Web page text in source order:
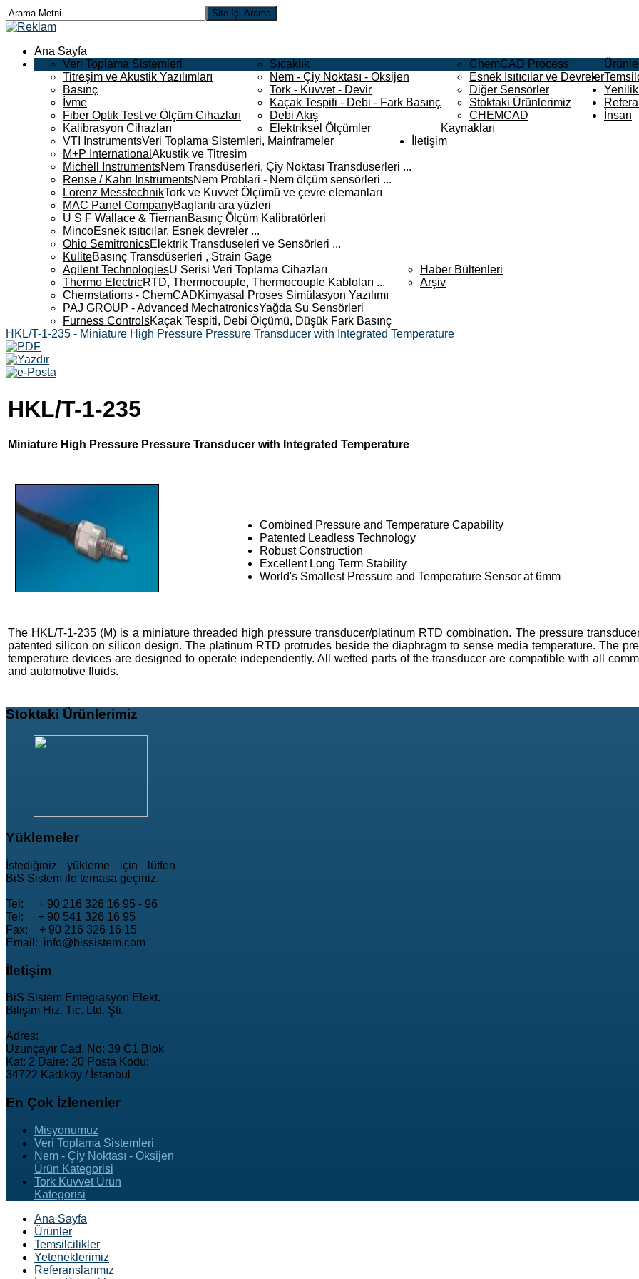
Ana Sayfa
Veri Toplama Sistemleri
Titreşim ve Akustik Yazılımları
Basınç
İvme
Fiber Optik Test ve Ölçüm Cihazları
Kalibrasyon Cihazları
Sıcaklık
Nem - Çiy Noktası - Oksijen
Tork - Kuvvet - Devir
Kaçak Tespiti - Debi - Fark Basınç
Debi Akış
Elektriksel Ölçümler
ChemCAD Process
Esnek Isıtıcılar ve Devreler
Diğer Sensörler
Stoktaki Ürünlerimiz
CHEMCAD
VTI InstrumentsVeri Toplama Sistemleri, Mainframeler
M+P International Akustik ve Titresim
Michell InstrumentsNem Transdüserleri, Çiy Noktası Transdüserleri ...
Rense / Kahn InstrumentsNem Problari - Nem ölçüm sensörleri ...
Lorenz MesstechnikTork ve Kuvvet Ölçümü ve çevre elemanları
MAC Panel CompanyBaglantı ara yüzleri
U S F Wallace & TiernanBasınç Ölçüm Kalibratörleri
MincoEsnek ısıtıcılar, Esnek devreler ...
Ohio SemitronicsElektrik Transduseleri ve Sensörleri ...
KuliteBasınç Transdüserleri , Strain Gage
Agilent TechnologiesU Serisi Veri Toplama Cihazları
Thermo ElectricRTD, Thermocouple, Thermocouple Kabloları ...
Chemstations - ChemCADKimyasal Proses Simülasyon Yazılımı
PAJ GROUP - Advanced MechatronicsYağda Su Sensörleri
Furness ControlsKaçak Tespiti, Debi Ölçümü, Düşük Fark Basınç
Haber Bültenleri
Arşiv
İnsan
Kaynakları
İletişim
HKL/T-1-235 - Miniature High Pressure Pressure Transducer with Integrated Temperature
HKL/T-1-235
Miniature High Pressure Pressure Transducer with Integrated Temperature
Combined Pressure and Temperature Capability
Patented Leadless Technology
Robust Construction
Excellent Long Term Stability
World's Smallest Pressure and Temperature Sensor at 6mm
The HKL/T-1-235 (M) is a miniature threaded high pressure transducer/platinum RTD combination. The pressure
patented silicon on silicon design. The platinum RTD protrudes beside the diaphragm to sense media temperature. The
temperature devices are designed to operate independently. All wetted parts of the transducer are compatible with all
and automotive fluids.
Stoktaki Ürünlerimiz
Yüklemeler
İstediğiniz yükleme için lütfen
BiS Sistem ile temasa geçiniz.
Tel: + 90 216 326 16 95 - 96
Tel: + 90 541 326 16 95
Fax: + 90 216 326 16 15
Email: info@bissistem.com
İletişim
BiS Sistem Entegrasyon Elekt.
Bilişim Hiz. Tic. Ltd. Şti.
Adres:
Uzunçayır Cad. No: 39 C1 Blok
Kat: 2 Daire: 20 Posta Kodu:
34722 Kadıköy / İstanbul
En Çok İzlenenler
Misyonumuz
Veri Toplama Sistemleri
Nem - Çiy Noktası - Oksijen
Ürün Kategorisi
Tork Kuvvet Ürün
Kategorisi
Ana Sayfa
Ürünler
Temsilcilikler
Yeteneklerimiz
Referanslarımız